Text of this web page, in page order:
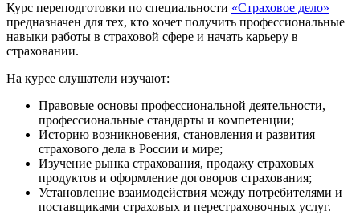
Курс переподготовки по специальности «Страховое дело»
предназначен для тех, кто хочет получить профессиональные
навыки работы в страховой сфере и начать карьеру в
страховании.
На курсе слушатели изучают:
Правовые основы профессиональной деятельности,
профессиональные стандарты и компетенции;
Историю возникновения, становления и развития
страхового дела в России и мире;
Изучение рынка страхования, продажу страховых
продуктов и оформление договоров страхования;
Установление взаимодействия между потребителями и
поставщиками страховых и перестраховочных услуг.